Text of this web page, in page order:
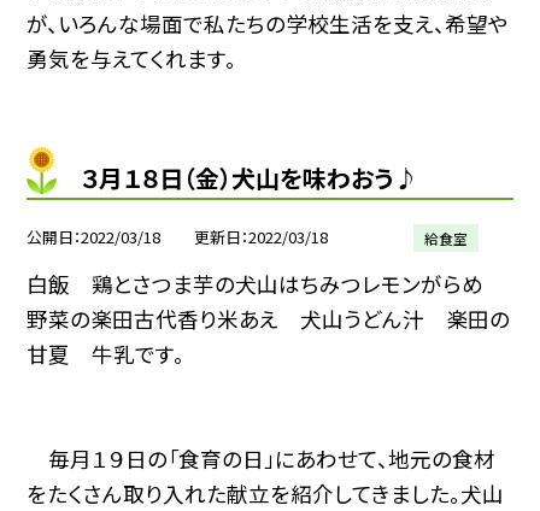
が、いろんな場面で私たちの学校生活を支え、希望や
勇気を与えてくれます。
３月１８日（金）犬山を味わおう♪
公開日 2022/03/18 更新日 2022/03/18 給食室
白飯 鶏とさつま芋の犬山はちみつレモンがらめ
野菜の楽田古代香り米あえ 犬山うどん汁 楽田の
甘夏 牛乳です。
毎月１９日の「食育の日」にあわせて、地元の食材
をたくさん取り入れた献立を紹介してきました。犬山